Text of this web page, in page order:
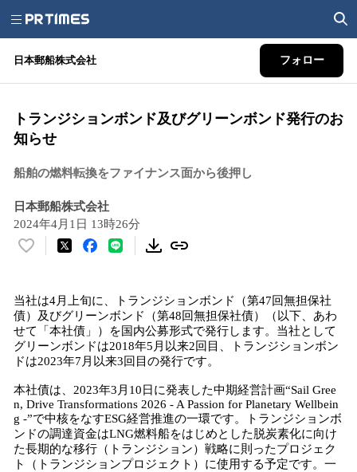
日本郵船株式会社 フォロー
トランジションボンド及びグリーンボンド発行のお
知らせ
船舶の燃料転換をファイナンス面から後押し
日本郵船株式会社
2024年4月1日 13時26分
い
！
数
を
読
み
込
み
中
で
す
当社は4月上旬に、トランジションボンド（第47回無担保社
債）及びグリーンボンド（第48回無担保社債）（以下、あわ
せて「本社債」）を国内公募形式で発行します。当社として
グリーンボンドは2018年5月以来2回目、トランジションボン
ドは2023年7月以来3回目の発行です。
本社債は、2023年3月10日に発表した中期経営計画“Sail Gree
n, Drive Transformations 2026 - A Passion for Planetary Wellbein
g -”で中核をなすESG経営推進の一環です。トランジションボ
ンドの調達資金はLNG燃料船をはじめとした脱炭素化に向け
た長期的な移行（トランジション）戦略に則ったプロジェク
ト（トランジションプロジェクト）に使用する予定です。一